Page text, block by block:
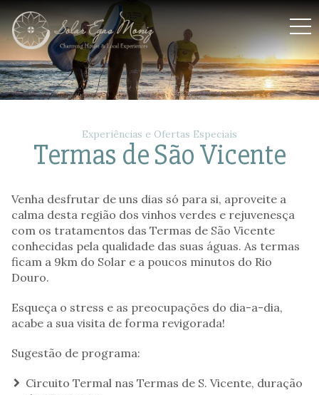
Experiências e Ofertas Especiais
Termas de São Vicente
Venha desfrutar de uns dias só para si, aproveite a
calma desta região dos vinhos verdes e rejuvenesça
com os tratamentos das Termas de São Vicente
conhecidas pela qualidade das suas águas. As termas
ficam a 9km do Solar e a poucos minutos do Rio
Douro.
Esqueça o stress e as preocupações do dia-a-dia,
acabe a sua visita de forma revigorada!
Sugestão de programa:
Circuito Termal nas Termas de S. Vicente, duração